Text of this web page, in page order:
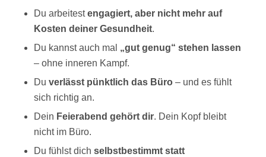
Du arbeitestengagiert, aber nicht mehr auf
Kosten deiner Gesundheit.
Du kannst auch mal „gut genug“ stehen lassen
– ohne inneren Kampf.
Du verlässt pünktlich das Büro– und es fühlt
sich richtig an.
Dein Feierabend gehört dir. Dein Kopf bleibt
nicht im Büro.
Du fühlst dich selbstbestimmt statt